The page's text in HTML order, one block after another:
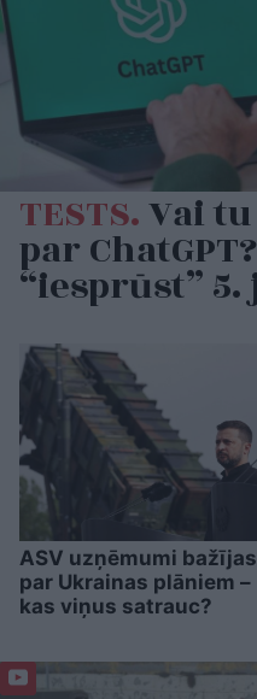
TESTS.Vai
par
“iesprūst”
ASV uzņēmumi bažījas
par Ukrainas plāniem –
kas viņus satrauc?